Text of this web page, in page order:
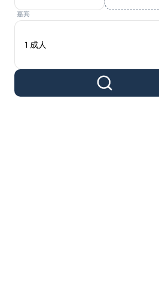
嘉宾
1 成人